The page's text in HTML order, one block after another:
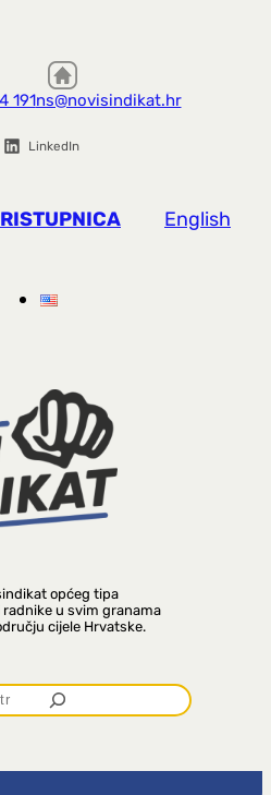
191ns@novisindikat.hr
LinkedIn
English
općeg tipa
u svim granama
cijele Hrvatske.